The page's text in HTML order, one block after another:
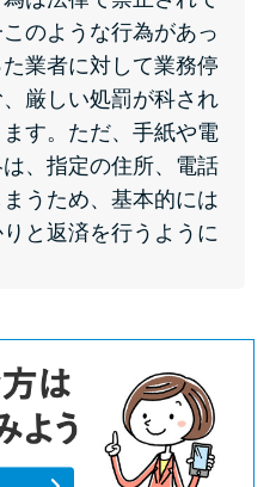
ラックでも審査に通
がブラックか確かめる
イクどっちがいい
ドローンの選び方を徹
返済方法を徹底解
とも便利でお得な返済
れ？
＆他社借入があると
のような行為があっ
業者に対して業務停
厳しい処罰が科され
す。ただ、手紙や電
、指定の住所、電話
うため、基本的には
と返済を行うように